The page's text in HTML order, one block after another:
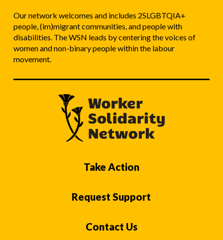
Our network welcomes and includes 2SLGBTQIA+
people, (im)migrant communities, and people with
disabilities. The WSN leads by centering the voices of
women and non-binary people within the labour
movement.
Take Action
Request Support
Contact Us